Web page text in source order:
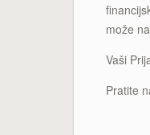
može
Vaši
Pratite